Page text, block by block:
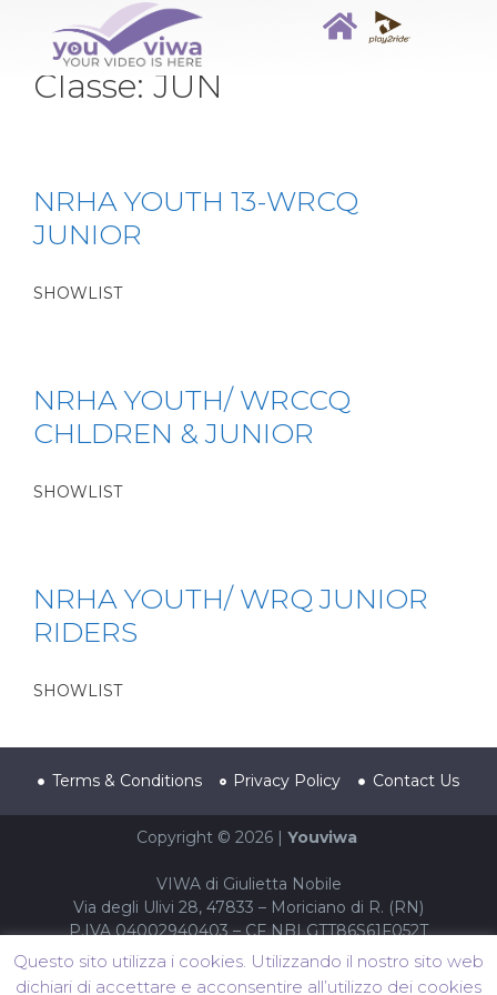
Classe: JUN
NRHA YOUTH 13-WRCQ
JUNIOR
SHOWLIST
NRHA YOUTH/ WRCCQ
CHLDREN & JUNIOR
SHOWLIST
NRHA YOUTH/ WRQ JUNIOR
RIDERS
SHOWLIST
Terms & Conditions Privacy Policy Contact Us
Copyright © 2026 | Youviwa
VIWA di Giulietta Nobile
Via degli Ulivi 28, 47833 – Moriciano di R. (RN)
P.IVA 04002940403 – CF NBLGTT86S61F052T
Questo sito utilizza i cookies. Utilizzando il nostro sito web
dichiari di accettare e acconsentire all’utilizzo dei cookies